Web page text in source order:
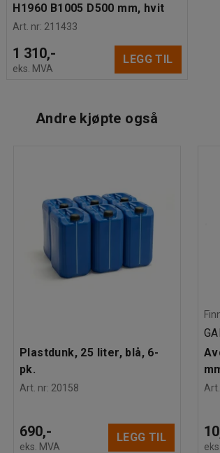
H1960 B1005 D500 mm, hvit
Art. nr: 211433
1 310,-
eks. MVA
LEGG TIL
Andre kjøpte også
Plastdunk, 25 liter, blå, 6-
pk.
Art. nr: 20158
690,-
eks. MVA
LEGG TIL